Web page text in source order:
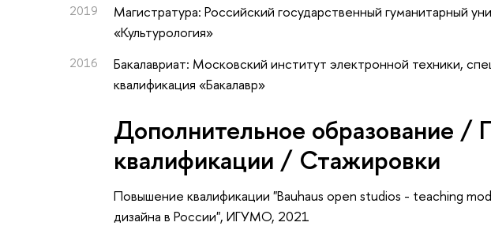
2019
Магистратура: Российский государственный гуманитарный
«Культурология»
2016
Бакалавриат: Московский институт электронной техники,
квалификация «Бакалавр»
Дополнительное образование /
квалификации / Стажировки
Повышение квалификации "Bauhaus open studios - teaching
дизайна в России", ИГУМО, 2021